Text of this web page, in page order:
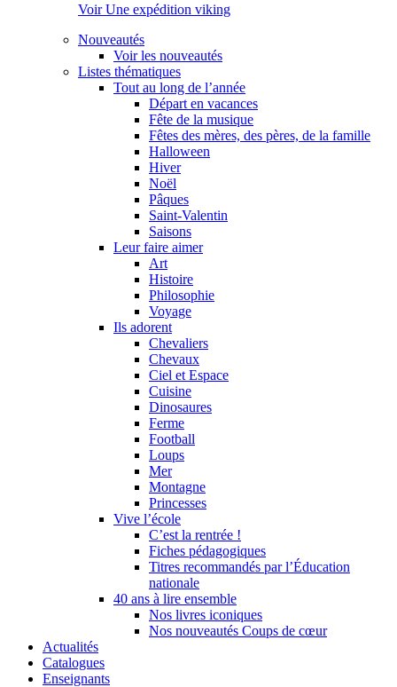
Voir Une expédition viking
Nouveautés
Voir les nouveautés
Listes thématiques
Tout au long de l’année
Départ en vacances
Fête de la musique
Fêtes des mères, des pères, de la famille
Halloween
Hiver
Noël
Pâques
Saint-Valentin
Saisons
Leur faire aimer
Art
Histoire
Philosophie
Voyage
Ils adorent
Chevaliers
Chevaux
Ciel et Espace
Cuisine
Dinosaures
Ferme
Football
Loups
Mer
Montagne
Princesses
Vive l’école
C’est la rentrée !
Fiches pédagogiques
Titres recommandés par l’Éducation
nationale
40 ans à lire ensemble
Nos livres iconiques
Nos nouveautés Coups de cœur
Actualités
Catalogues
Enseignants